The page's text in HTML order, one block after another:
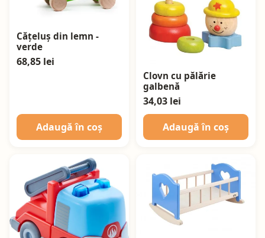
Cățeluș din lemn -
verde
68,85 lei
Adaugă în coș
Clovn cu pălărie
galbenă
34,03 lei
Adaugă în coș